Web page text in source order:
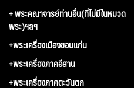
+ พระคณาจารย์ท่านอื่น(ที่ไม่มีในหมวด
พระ)ฯลฯ
+พระเครื่องเมืองขอนแก่น
+พระเครื่องภาคอีสาน
+พระเครื่องภาคตะวันตก